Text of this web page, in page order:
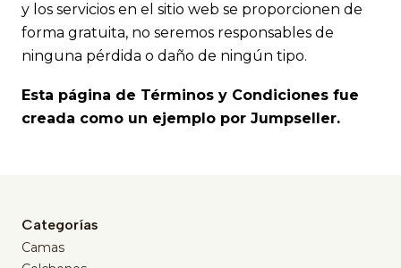
y los servicios en el sitio web se proporcionen de
forma gratuita, no seremos responsables de
ninguna pérdida o daño de ningún tipo.
Esta página de Términos y Condiciones fue
creada como un ejemplo por Jumpseller.
Categorías
Camas